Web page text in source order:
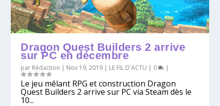
Dragon Quest Builders 2 arrive
sur PC en décembre
par Rédaction | Nov 19, 2019 | LE FIL D'ACTU | 0 |
Le jeu mêlant RPG et construction Dragon
Quest Builders 2 arrive sur PC via Steam dès le
10...